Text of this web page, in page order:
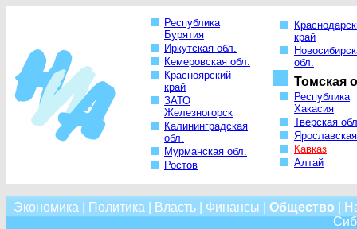
Республика
Бурятия
Иркутская обл.
Кемеровская обл.
Красноярский
край
ЗАТО
Железногорск
Калининградская
обл.
Мурманская обл.
Ростов
край
обл.
Томская
Республика
Хакасия
Тверская
Кавказ
Алтай
Экономика Политика Власть| Финансы Общество